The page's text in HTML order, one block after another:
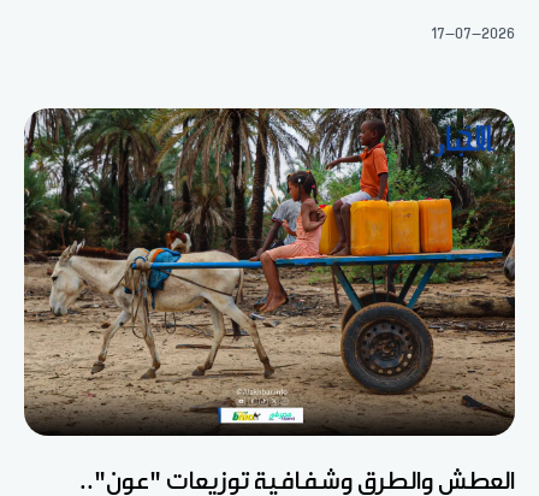
17-07-2026
العطش والطرق وشفافية توزيعات "عون"..